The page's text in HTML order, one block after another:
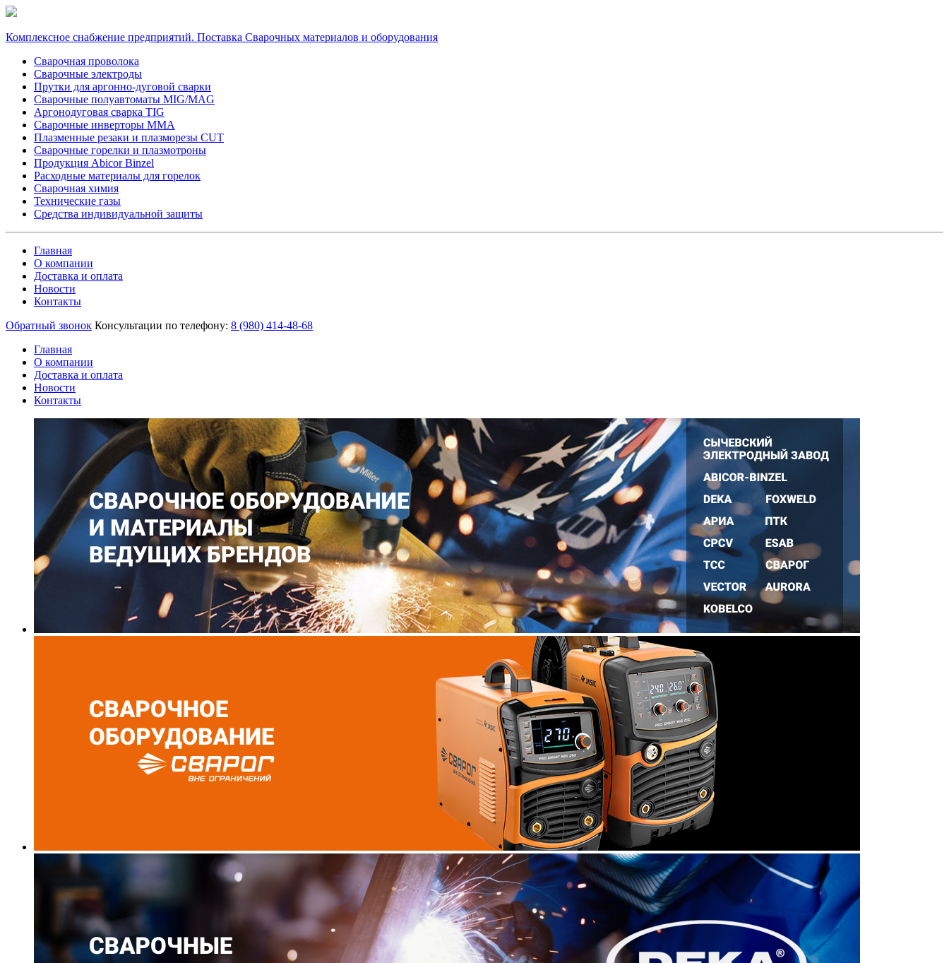
Комплексное снабжение предприятий. Поставка Сварочных материалов и оборудования
Сварочная проволока
Сварочные электроды
Прутки для аргонно-дуговой сварки
Сварочные полуавтоматы MIG/MAG
Аргонодуговая сварка TIG
Сварочные инверторы MMA
Плазменные резаки и плазморезы CUT
Сварочные горелки и плазмотроны
Продукция Abicor Binzel
Расходные материалы для горелок
Сварочная химия
Технические газы
Средства индивидуальной защиты
Главная
О компании
Доставка и оплата
Новости
Контакты
Обратный звонок Консультации по телефону: 8 (980) 414-48-68
Главная
О компании
Доставка и оплата
Новости
Контакты